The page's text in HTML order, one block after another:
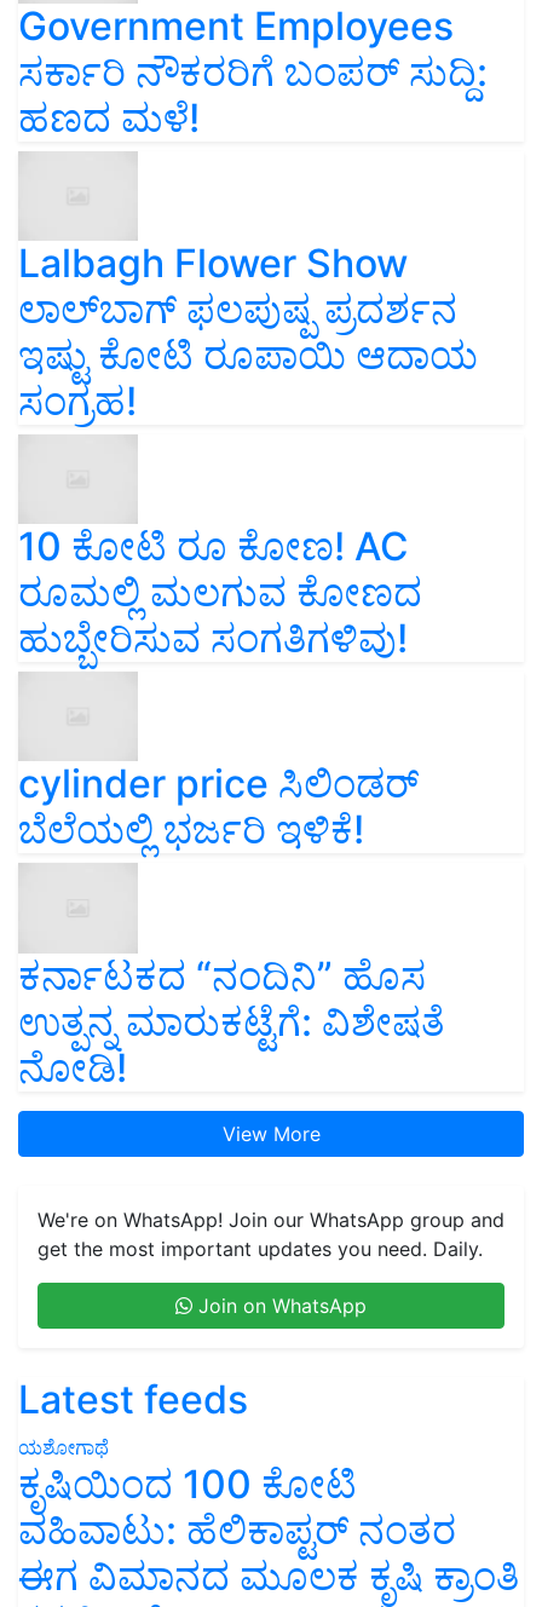
Government Employees
ಸರ್ಕಾರಿ ನೌಕರರಿಗೆ ಬಂಪರ್‌ ಸುದ್ದಿ:
ಹಣದ ಮಳೆ!
Lalbagh Flower Show
ಲಾಲ್‌ಬಾಗ್ ಫಲಪುಷ್ಪ ಪ್ರದರ್ಶನ
ಇಷ್ಟು ಕೋಟಿ ರೂಪಾಯಿ ಆದಾಯ
ಸಂಗ್ರಹ!
10 ಕೋಟಿ ರೂ ಕೋಣ! AC
ರೂಮಲ್ಲಿ ಮಲಗುವ ಕೋಣದ
ಹುಬ್ಬೇರಿಸುವ ಸಂಗತಿಗಳಿವು!
cylinder price ಸಿಲಿಂಡರ್‌
ಬೆಲೆಯಲ್ಲಿ ಭರ್ಜರಿ ಇಳಿಕೆ!
ಕರ್ನಾಟಕದ “ನಂದಿನಿ” ಹೊಸ
ಉತ್ಪನ್ನ ಮಾರುಕಟ್ಟೆಗೆ: ವಿಶೇಷತೆ
ನೋಡಿ!
View More
We're on WhatsApp! Join our WhatsApp group and
get the most important updates you need. Daily.
Join on WhatsApp
Latest feeds
ಯಶೋಗಾಥೆ
ಕೃಷಿಯಿಂದ 100 ಕೋಟಿ
ವಹಿವಾಟು: ಹೆಲಿಕಾಪ್ಟರ್ ನಂತರ
ಈಗ ವಿಮಾನದ ಮೂಲಕ ಕೃಷಿ ಕ್ರಾಂತಿ